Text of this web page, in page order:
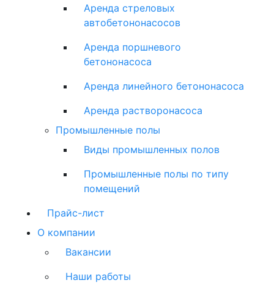
Аренда стреловых
автобетононасосов
Аренда поршневого
бетононасоса
Аренда линейного бетононасоса
Аренда растворонасоса
Промышленные полы
Виды промышленных полов
Промышленные полы по типу
помещений
Прайс-лист
О компании
Вакансии
Наши работы